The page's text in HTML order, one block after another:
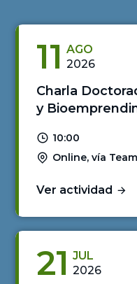
11 AGO
2026
Charla
y
10:00
Online, vía
Ver actividad
21 JUL
2026